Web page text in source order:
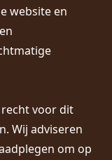
website en
voor dit
Wij adviseren
om op